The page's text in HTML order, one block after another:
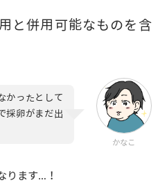
と併用可能なものを含
かなこ
かったとして
採卵がまだ出
ります…！